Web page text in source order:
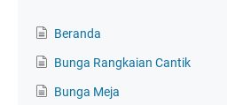
Beranda
Bunga Rangkaian Cantik
Bunga Meja